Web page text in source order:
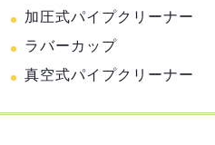
加圧式パイプクリーナー
ラバーカップ
真空式パイプクリーナー